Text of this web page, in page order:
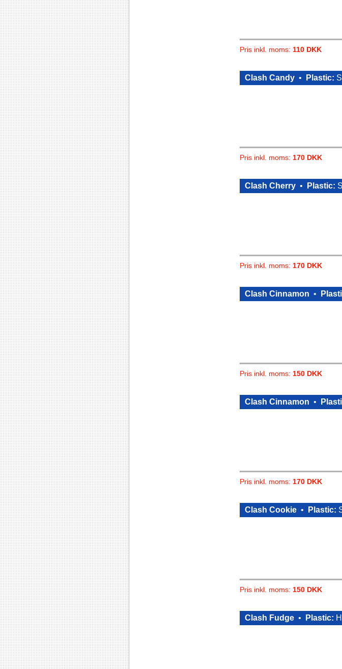
Pris inkl. moms: 110 DKK
Clash Candy • Plastic:
Pris inkl. moms: 170 DKK
Clash Cherry • Plastic:
Pris inkl. moms: 170 DKK
Clash Cinnamon •
Pris inkl. moms: 150 DKK
Clash Cinnamon •
Pris inkl. moms: 170 DKK
Clash Cookie • Plastic:
Pris inkl. moms: 150 DKK
Clash Fudge • Plastic: